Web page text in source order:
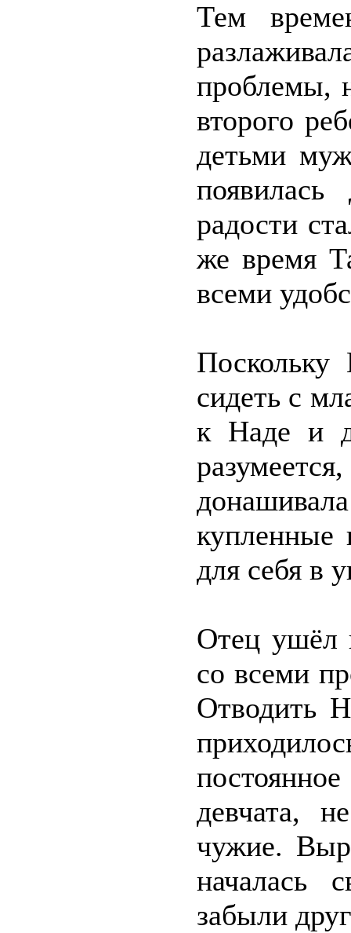
Тем
проблемы,
второго
детьми
радости
же время
всеми
Поскольку
сидеть с
к Наде и
купленные
для себя в
Отец ушёл
со всеми
Отводить
девчата,
чужие.
началась
забыли